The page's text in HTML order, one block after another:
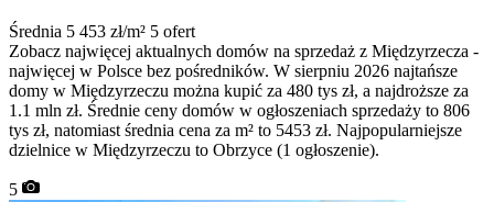
Średnia 5 453 zł/m² 5 ofert
Zobacz najwięcej aktualnych domów na sprzedaż z Międzyrzecza -
najwięcej w Polsce bez pośredników. W sierpniu 2026 najtańsze
domy w Międzyrzeczu można kupić za 480 tys zł, a najdroższe za
1.1 mln zł. Średnie ceny domów w ogłoszeniach sprzedaży to 806
tys zł, natomiast średnia cena za m² to 5453 zł. Najpopularniejsze
dzielnice w Międzyrzeczu to Obrzyce (1 ogłoszenie).
5